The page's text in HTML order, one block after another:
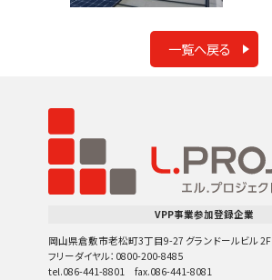
一覧へ戻る
VPP事業参加登録企業
岡山県倉敷市老松町3丁目9-27 グランドールビル 2F
フリーダイヤル：0800-200-8485
tel.086-441-8801 fax.086-441-8081